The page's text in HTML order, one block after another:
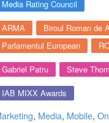
Media Rating Council
ARMA Biroul Roman de
Parlamentul European
Gabriel Patru Steve
IAB MIXX Awards
, Media, Mobile,